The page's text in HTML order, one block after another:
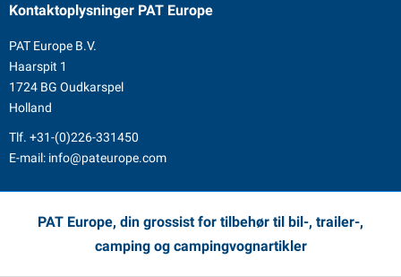
Kontaktoplysninger PAT Europe
PAT Europe B.V.
Haarspit 1
1724 BG Oudkarspel
Holland
Tlf. +31-(0)226-331450
E-mail: info@pateurope.com
PAT Europe, din grossist for tilbehør til bil-, trailer-,
camping og campingvognartikler